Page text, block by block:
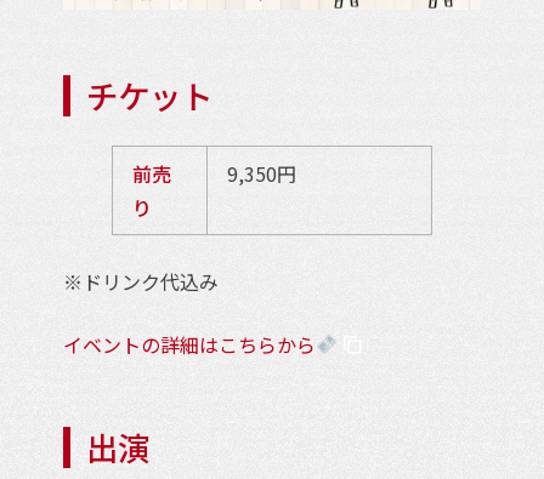
チケット
前売
り
9,350円
※ドリンク代込み
イベントの詳細はこちらから
出演